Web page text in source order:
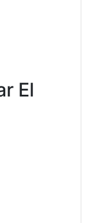
El